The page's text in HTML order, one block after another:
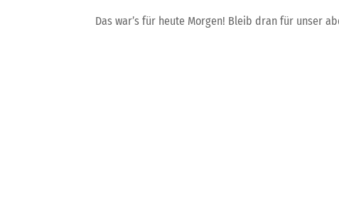
Das war’s für heute Morgen! Bleib dran für unser